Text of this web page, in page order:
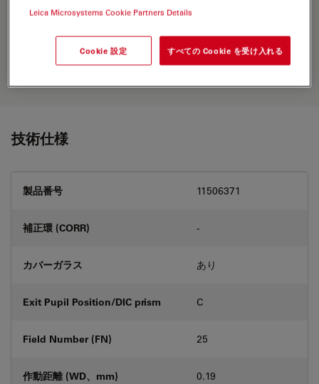
Discover the perfect solution. Explore
our
Objective Finder, compare
alternatives, and find the best fit for
技術仕様
製品番号 11506371
補正環 (CORR) -
カバーガラス あり
Exit Pupil Position/DIC prism C
Field Number (FN) 25
作動距離 (WD、mm) 0.19
Leica Microsystems Cookie Partners Details
Cookie 設定 すべての Cookie を受け入れる